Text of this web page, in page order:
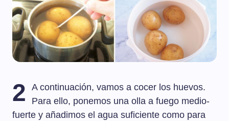
2
A continuación, vamos a cocer los huevos.
Para ello, ponemos una olla a fuego medio-
fuerte y añadimos el agua suficiente como para